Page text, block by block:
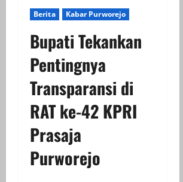
Berita Kabar Purworejo
Bupati Tekankan
Pentingnya
Transparansi di
RAT ke-42 KPRI
Prasaja
Purworejo